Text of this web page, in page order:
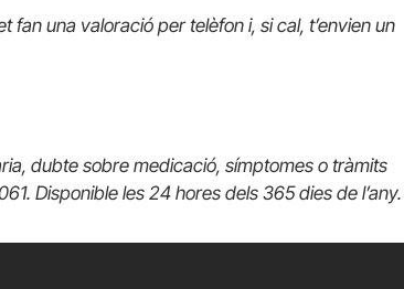
fan una valoració per telèfon i, si cal, t’envien un
dubte sobre medicació, símptomes o tràmits
Disponible les 24 hores dels 365 dies de l’any.